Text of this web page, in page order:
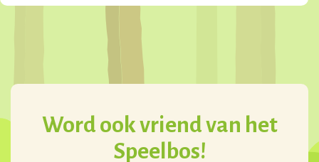
Word ook vriend van het
Speelbos!